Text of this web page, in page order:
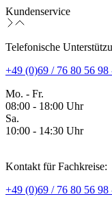
Kundenservice
Telefonische
+49 (0)69 / 76 80 56 98
Mo. - Fr.
08:00 - 18:00 Uhr
Sa.
10:00 - 14:30 Uhr
Kontakt für Fachkreise:
+49 (0)69 / 76 80 56 98